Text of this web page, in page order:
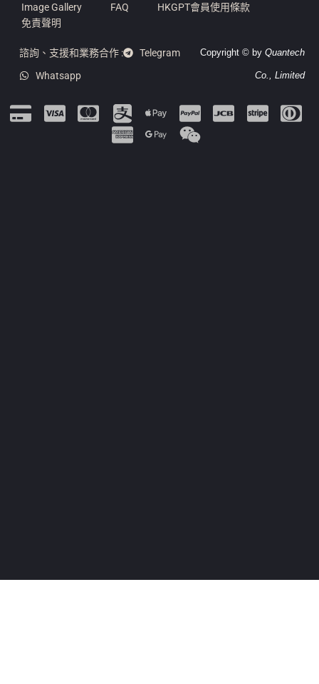
Image Gallery
FAQ
HKGPT會員使用條款
免責聲明
諮詢、支援和業務合作 :
Telegram
Whatsapp
Copyright © by Quantech
Co., Limited